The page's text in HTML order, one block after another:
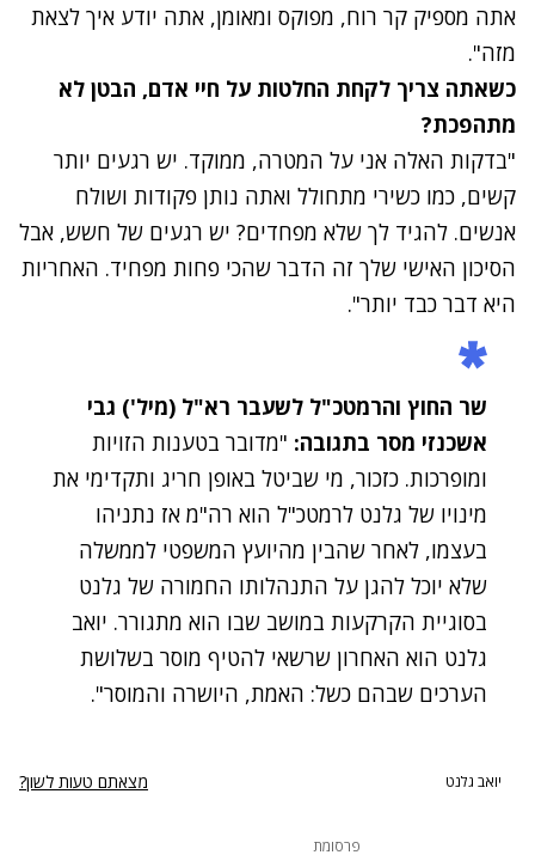
אתה מספיק קר רוח, מפוקס ומאומן, אתה יודע איך לצאת
מזה".
כשאתה צריך לקחת החלטות על חיי אדם, הבטן לא
מתהפכת?
"בדקות האלה אני על המטרה, ממוקד. יש רגעים יותר
קשים, כמו כשירי מתחולל ואתה נותן פקודות ושולח
אנשים. להגיד לך שלא מפחדים? יש רגעים של חשש, אבל
הסיכון האישי שלך זה הדבר שהכי פחות מפחיד. האחריות
היא דבר כבד יותר".
שר החוץ והרמטכ"ל לשעבר רא"ל (מיל') גבי
אשכנזי מסר בתגובה: "מדובר בטענות הזויות
ומופרכות. כזכור, מי שביטל באופן חריג ותקדימי את
מינויו של גלנט לרמטכ"ל הוא רה"מ אז נתניהו
בעצמו, לאחר שהבין מהיועץ המשפטי לממשלה
שלא יוכל להגן על התנהלותו החמורה של גלנט
בסוגיית הקרקעות במושב שבו הוא מתגורר. יואב
גלנט הוא האחרון שרשאי להטיף מוסר בשלושת
הערכים שבהם כשל: האמת, היושרה והמוסר".
יואב גלנט מצאתם טעות לשון?
פרסומת